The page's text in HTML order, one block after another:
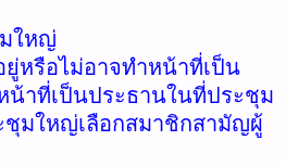
ใหญ่
อไม่อาจทำหน้าที่เป็น
าที่เป็นประธานในที่ประชุม
มใหญ่เลือกสมาชิกสามัญผู้